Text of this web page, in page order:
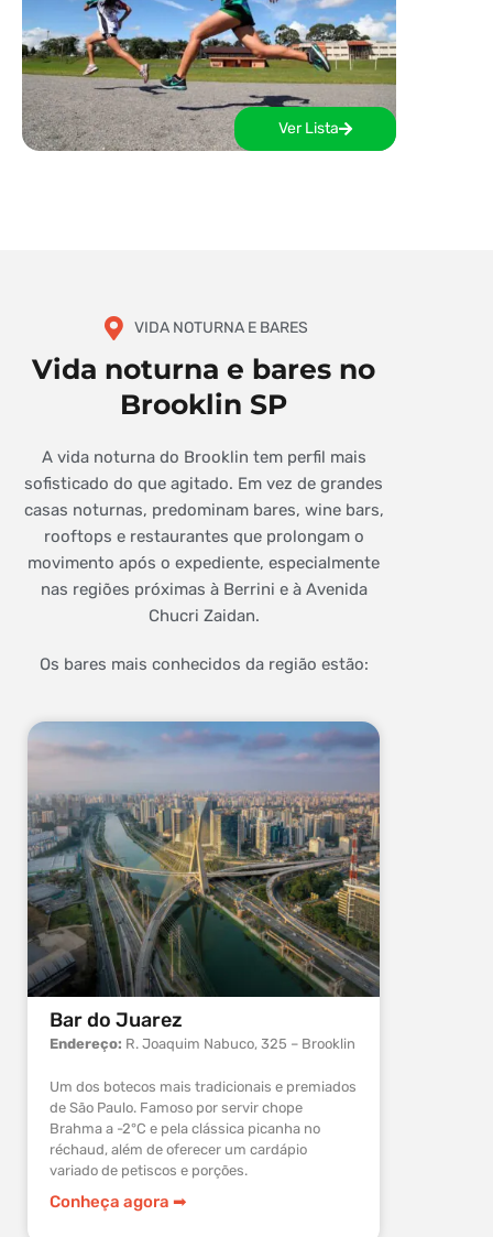
Ver Lista
VIDA NOTURNA E BARES
Vida noturna e bares no
Brooklin SP
A vida noturna do Brooklin tem perfil mais
sofisticado do que agitado. Em vez de grandes
casas noturnas, predominam bares, wine bars,
rooftops e restaurantes que prolongam o
movimento após o expediente, especialmente
nas regiões próximas à Berrini e à Avenida
Chucri Zaidan.
Os bares mais conhecidos da região estão:
Bar do Juarez
Endereço: R. Joaquim Nabuco, 325 – Brooklin
Um dos botecos mais tradicionais e premiados
de São Paulo. Famoso por servir chope
Brahma a -2°C e pela clássica picanha no
réchaud, além de oferecer um cardápio
variado de petiscos e porções.
Conheça agora ➡︎